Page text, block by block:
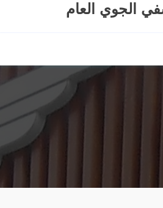
الجوي العام